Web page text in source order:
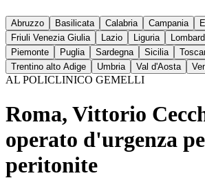
Abruzzo Basilicata Calabria Campania
Friuli Venezia Giulia
Lazio Liguria
Piemonte
Puglia Sardegna Sicilia
Trentino alto Adige
Umbria Val d'Aosta
AL POLICLINICO GEMELLI
Roma, Vittorio
operato d'urgenza
peritonite